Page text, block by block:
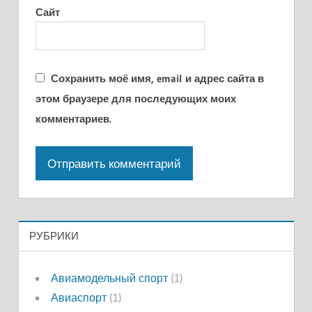
Сайт
Сохранить моё имя, email и адрес сайта в
этом браузере для последующих моих
комментариев.
РУБРИКИ
Авиамодельный спорт(1)
Авиаспорт(1)